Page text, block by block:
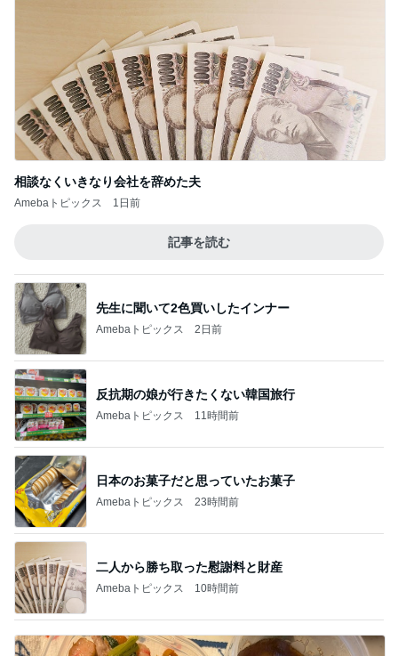
相談なくいきなり会社を辞めた夫
Amebaトピックス 1日前
記事を読む
先生に聞いて2色買いしたインナー
Amebaトピックス 2日前
反抗期の娘が行きたくない韓国旅行
Amebaトピックス 11時間前
日本のお菓子だと思っていたお菓子
Amebaトピックス 23時間前
二人から勝ち取った慰謝料と財産
Amebaトピックス 10時間前